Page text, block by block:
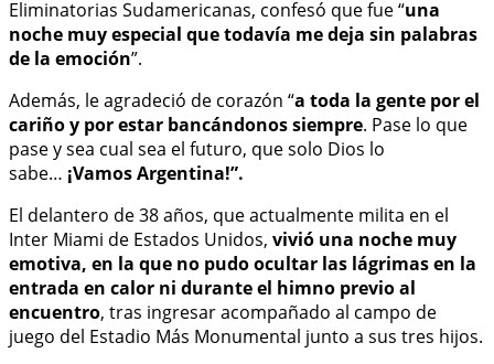
Eliminatorias Sudamericanas, confesó que fue “una
noche muy especial que todavía me deja sin palabras
de la emoción”.
Además, le agradeció de corazón “a toda la gente por el
cariño y por estar bancándonos siempre. Pase lo que
pase y sea cual sea el futuro, que solo Dios lo
sabe… ¡Vamos Argentina!”.
El delantero de 38 años, que actualmente milita en el
Inter Miami de Estados Unidos, vivió una noche muy
emotiva, en la que no pudo ocultar las lágrimas en la
entrada en calor ni durante el himno previo al
encuentro, tras ingresar acompañado al campo de
juego del Estadio Más Monumental junto a sus tres hijos.